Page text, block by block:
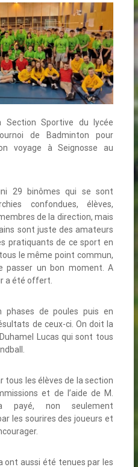
Section Sportive du lycée
de Badminton pour
voyage à Seignosse au
29 binômes qui se sont
confondues, élèves,
de la direction, mais
sont juste des amateurs
pratiquants de ce sport en
le même point commun,
passer un bon moment. A
a été offert.
phases de poules puis en
de ceux-ci. On doit la
Lucas qui sont tous
tous les élèves de la section
et de l’aide de M.
payé, non seulement
les sourires des joueurs et
ont aussi été tenues par les